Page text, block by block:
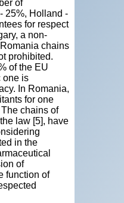
of
25%, Holland -
for respect
a non-
chains
prohibited.
of the EU
one is
In Romania,
for one
chains of
law [5], have
in the
of
function of